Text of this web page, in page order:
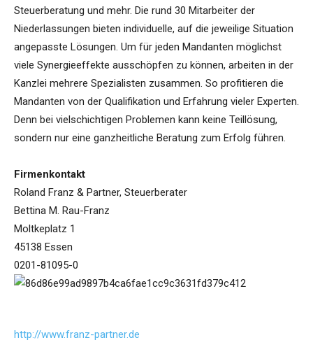
Steuerberatung und mehr. Die rund 30 Mitarbeiter der
Niederlassungen bieten individuelle, auf die jeweilige Situation
angepasste Lösungen. Um für jeden Mandanten möglichst
viele Synergieeffekte ausschöpfen zu können, arbeiten in der
Kanzlei mehrere Spezialisten zusammen. So profitieren die
Mandanten von der Qualifikation und Erfahrung vieler Experten.
Denn bei vielschichtigen Problemen kann keine Teillösung,
sondern nur eine ganzheitliche Beratung zum Erfolg führen.
Firmenkontakt
Roland Franz & Partner, Steuerberater
Bettina M. Rau-Franz
Moltkeplatz 1
45138 Essen
0201-81095-0
http://www.franz-partner.de